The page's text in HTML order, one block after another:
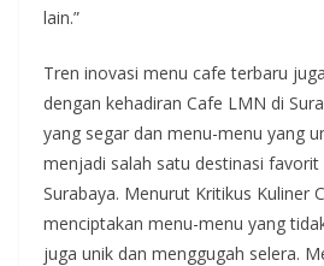
lain.”
Tren inovasi menu cafe terbaru
dengan kehadiran Cafe LMN di
yang segar dan menu-menu yang
menjadi salah satu destinasi
Surabaya. Menurut Kritikus Kuliner
menciptakan menu-menu yang
juga unik dan menggugah selera.